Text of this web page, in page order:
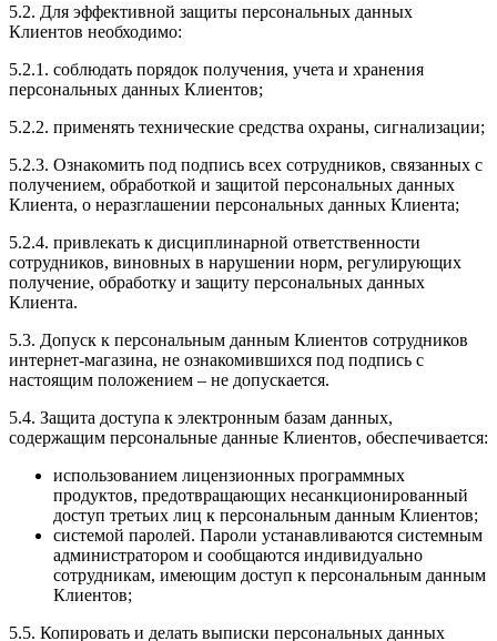
5.2. Для эффективной защиты персональных данных
Клиентов необходимо:
5.2.1. соблюдать порядок получения, учета и хранения
персональных данных Клиентов;
5.2.2. применять технические средства охраны, сигнализации;
5.2.3. Ознакомить под подпись всех сотрудников, связанных с
получением, обработкой и защитой персональных данных
Клиента, о неразглашении персональных данных Клиента;
5.2.4. привлекать к дисциплинарной ответственности
сотрудников, виновных в нарушении норм, регулирующих
получение, обработку и защиту персональных данных
Клиента.
5.3. Допуск к персональным данным Клиентов сотрудников
интернет-магазина, не ознакомившихся под подпись с
настоящим положением – не допускается.
5.4. Защита доступа к электронным базам данных,
содержащим персональные данные Клиентов, обеспечивается:
использованием лицензионных программных
продуктов, предотвращающих несанкционированный
доступ третьих лиц к персональным данным Клиентов;
системой паролей. Пароли устанавливаются системным
администратором и сообщаются индивидуально
сотрудникам, имеющим доступ к персональным данным
Клиентов;
5.5. Копировать и делать выписки персональных данных